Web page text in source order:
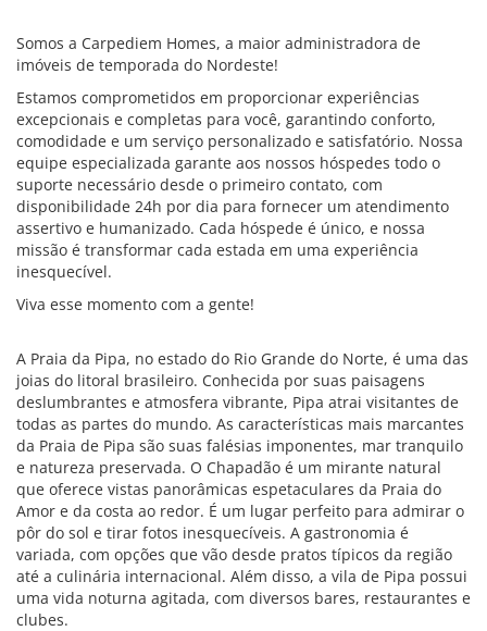
Somos a Carpediem Homes, a maior administradora de
imóveis de temporada do Nordeste!
Estamos comprometidos em proporcionar experiências
excepcionais e completas para você, garantindo conforto,
comodidade e um serviço personalizado e satisfatório. Nossa
equipe especializada garante aos nossos hóspedes todo o
suporte necessário desde o primeiro contato, com
disponibilidade 24h por dia para fornecer um atendimento
assertivo e humanizado. Cada hóspede é único, e nossa
missão é transformar cada estada em uma experiência
inesquecível.
Viva esse momento com a gente!
A Praia da Pipa, no estado do Rio Grande do Norte, é uma das
joias do litoral brasileiro. Conhecida por suas paisagens
deslumbrantes e atmosfera vibrante, Pipa atrai visitantes de
todas as partes do mundo. As características mais marcantes
da Praia de Pipa são suas falésias imponentes, mar tranquilo
e natureza preservada. O Chapadão é um mirante natural
que oferece vistas panorâmicas espetaculares da Praia do
Amor e da costa ao redor. É um lugar perfeito para admirar o
pôr do sol e tirar fotos inesquecíveis. A gastronomia é
variada, com opções que vão desde pratos típicos da região
até a culinária internacional. Além disso, a vila de Pipa possui
uma vida noturna agitada, com diversos bares, restaurantes e
clubes.